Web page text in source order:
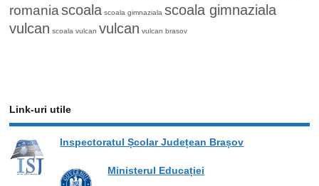
romania scoala scoala gimnaziala scoala gimnaziala
vulcan scoala vulcan vulcan vulcan brasov
Link-uri utile
Inspectoratul Școlar Județean Brașov
Ministerul Educației